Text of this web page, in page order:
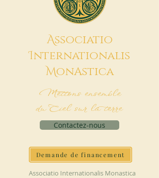
Associatio
Internationalis
MonAstica
Mettons ensemble
du Ciel sur la terre
Contactez-nous
Demande de financement
Associatio Internationalis Monastica